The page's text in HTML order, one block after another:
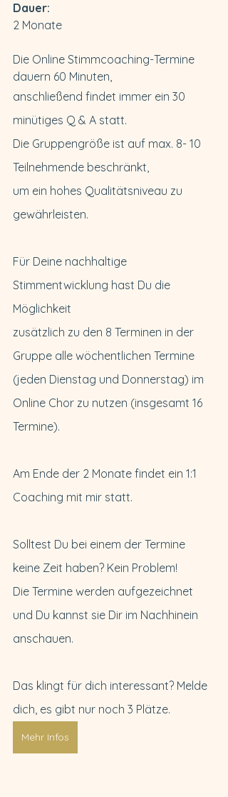
Dauer:
2 Monate
Die Online Stimmcoaching-Termine
dauern 60 Minuten,
anschließend findet immer ein 30
minütiges Q & A statt.
Die Gruppengröße ist auf max. 8- 10
Teilnehmende beschränkt,
um ein hohes Qualitätsniveau zu
gewährleisten.
Für Deine nachhaltige
Stimmentwicklung hast Du die
Möglichkeit
zusätzlich zu den 8 Terminen in der
Gruppe alle wöchentlichen Termine
(jeden Dienstag und Donnerstag) im
Online Chor zu nutzen (insgesamt 16
Termine).
Am Ende der 2 Monate findet ein 1:1
Coaching mit mir statt.
Solltest Du bei einem der Termine
keine Zeit haben? Kein Problem!
Die Termine werden aufgezeichnet
und Du kannst sie Dir im Nachhinein
anschauen.
Das klingt für dich interessant? Melde
dich, es gibt nur noch 3 Plätze.
Mehr Infos